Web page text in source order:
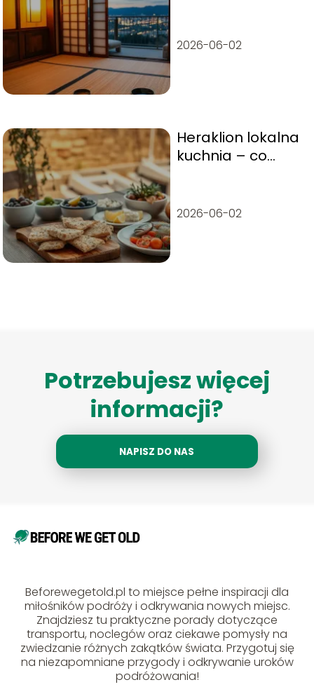
2026-06-02
Heraklion lokalna
kuchnia – co
2026-06-02
Potrzebujesz więcej
informacji?
NAPISZ DO NAS
Beforewegetold.pl to miejsce pełne inspiracji dla
miłośników podróży i odkrywania nowych miejsc.
Znajdziesz tu praktyczne porady dotyczące
transportu, noclegów oraz ciekawe pomysły na
zwiedzanie różnych zakątków świata. Przygotuj się
na niezapomniane przygody i odkrywanie uroków
podróżowania!